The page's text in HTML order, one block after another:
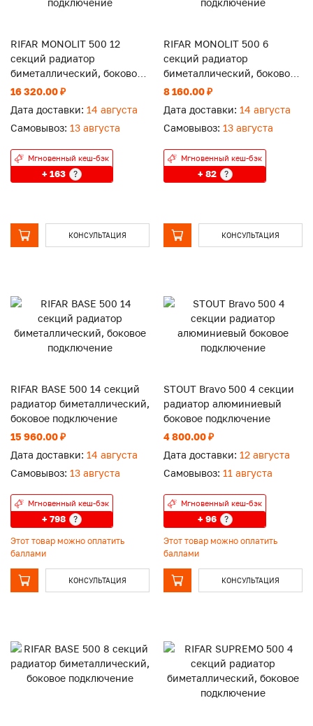
RIFAR MONOLIT 500 12
секций радиатор
биметаллический, боковое
подключение
16 320.00 ₽
Дата доставки: 14 августа
Самовывоз: 13 августа
Мгновенный кеш-бэк
+ 163 ?
КОНСУЛЬТАЦИЯ
RIFAR MONOLIT 500 6
секций радиатор
биметаллический, боковое
подключение
8 160.00 ₽
Дата доставки: 14 августа
Самовывоз: 13 августа
Мгновенный кеш-бэк
+ 82 ?
КОНСУЛЬТАЦИЯ
RIFAR BASE 500 14 секций
радиатор биметаллический,
боковое подключение
15 960.00 ₽
Дата доставки: 14 августа
Самовывоз: 13 августа
Мгновенный кеш-бэк
+ 798 ?
Этот товар можно оплатить
баллами
КОНСУЛЬТАЦИЯ
STOUT Bravo 500 4 секции
радиатор алюминиевый
боковое подключение
4 800.00 ₽
Дата доставки: 12 августа
Самовывоз: 11 августа
Мгновенный кеш-бэк
+ 96 ?
Этот товар можно оплатить
баллами
КОНСУЛЬТАЦИЯ